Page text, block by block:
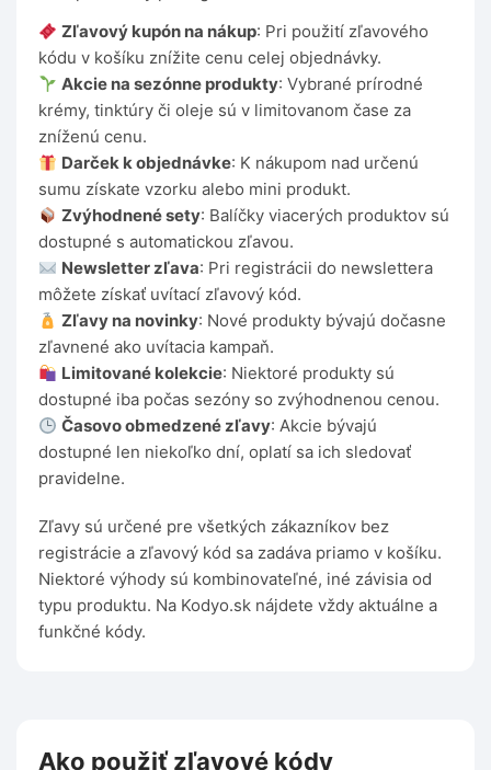
Zľavový kupón na nákup: Pri použití zľavového
kódu v košíku znížite cenu celej objednávky.
Akcie na sezónne produkty: Vybrané prírodné
krémy, tinktúry či oleje sú v limitovanom čase za
zníženú cenu.
Darček k objednávke: K nákupom nad určenú
sumu získate vzorku alebo mini produkt.
Zvýhodnené sety: Balíčky viacerých produktov sú
dostupné s automatickou zľavou.
Newsletter zľava: Pri registrácii do newslettera
môžete získať uvítací zľavový kód.
Zľavy na novinky: Nové produkty bývajú dočasne
zľavnené ako uvítacia kampaň.
Limitované kolekcie: Niektoré produkty sú
dostupné iba počas sezóny so zvýhodnenou cenou.
Časovo obmedzené zľavy: Akcie bývajú
dostupné len niekoľko dní, oplatí sa ich sledovať
pravidelne.
Zľavy sú určené pre všetkých zákazníkov bez
registrácie a zľavový kód sa zadáva priamo v košíku.
Niektoré výhody sú kombinovateľné, iné závisia od
typu produktu. Na Kodyo.sk nájdete vždy aktuálne a
funkčné kódy.
Ako použiť zľavové kódy